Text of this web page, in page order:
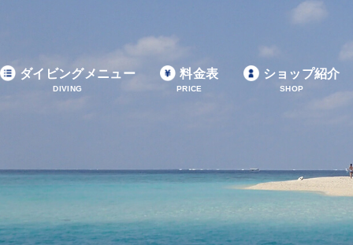
ダイビングメニュー
DIVING
料金表
PRICE
ショップ紹介
SHOP